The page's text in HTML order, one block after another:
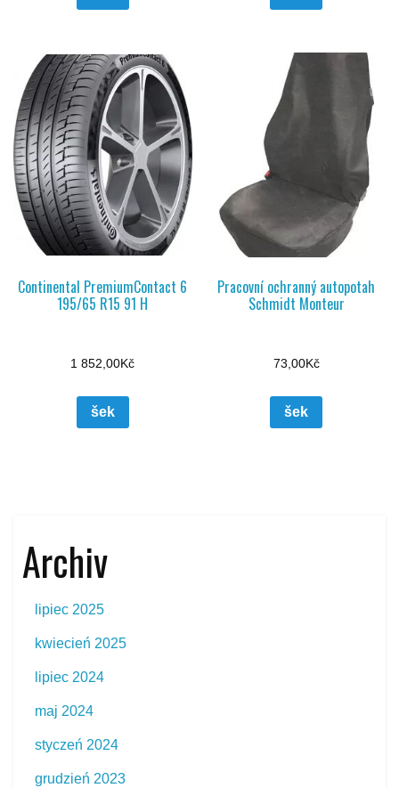
Continental PremiumContact 6
195/65 R15 91 H
1 852,00Kč
šek
Pracovní ochranný autopotah
Schmidt Monteur
73,00Kč
šek
Archiv
lipiec 2025
kwiecień 2025
lipiec 2024
maj 2024
styczeń 2024
grudzień 2023